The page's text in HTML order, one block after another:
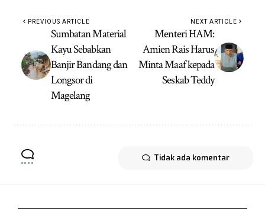
PREVIOUS ARTICLE
Sumbatan Material
Kayu Sebabkan
Banjir Bandang dan
Longsor di
Magelang
NEXT ARTICLE
Menteri HAM:
Amien Rais Harus
Minta Maaf kepada
Seskab Teddy
Tidak ada komentar